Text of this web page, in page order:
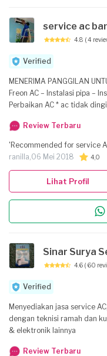
service ac
4.8 ( 4
Verified
MENERIMA PANGGILAN UNTUK : – Cuci AC – Bongkar Pasang
Freon AC – Instalasi pipa – Instalasi listrik – Penggantian MCB –
Perbaikan AC * ac tidak dingin * ac berisik * ac netes air * ac bocor * ac
bocor indoor * ac mati di outdoor * ac lampu indikator kedap kedip
SELURUH SERVICE / PERBAIKAN KAMI
Review Terbaru
'Recommended for service
ranilla,06 Mei 2018 4,0
Lihat Profil
Sinar Surya
4.6 ( 60
Verified
Menyediakan jasa service
dengan teknisi ramah dan kualitas yg
& elektronik lainnya
Review Terbaru